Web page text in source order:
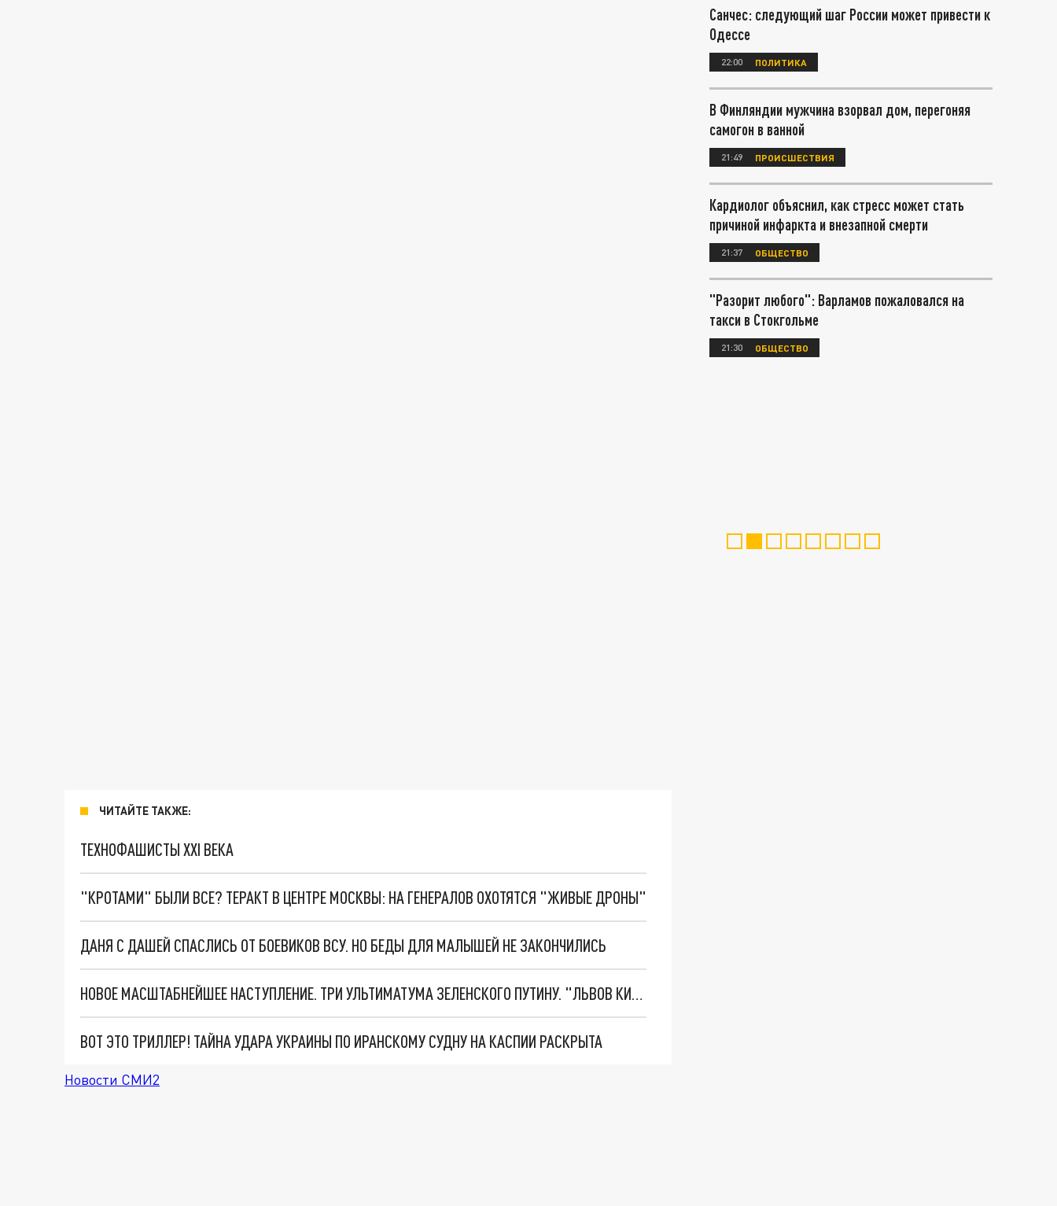
ЧИТАЙТЕ ТАКЖЕ:
ТЕХНОФАШИСТЫ XXI ВЕКА
"КРОТАМИ" БЫЛИ ВСЕ? ТЕРАКТ В ЦЕНТРЕ МОСКВЫ: НА ГЕНЕРАЛОВ ОХОТЯТСЯ "ЖИВЫЕ ДРОНЫ"
ДАНЯ С ДАШЕЙ СПАСЛИСЬ ОТ БОЕВИКОВ ВСУ. НО БЕДЫ ДЛЯ МАЛЫШЕЙ НЕ ЗАКОНЧИЛИСЬ
НОВОЕ МАСШТАБНЕЙШЕЕ НАСТУПЛЕНИЕ. ТРИ УЛЬТИМАТУМА ЗЕЛЕНСКОГО ПУТИНУ. "ЛЬВОВ КИМА" ПОСТАВЯТ НА ПВО? ГЛОБАЛЬНЫЙ ПРОРЫВ ПОД ЗАПОРОЖЬЕМ
ВОТ ЭТО ТРИЛЛЕР! ТАЙНА УДАРА УКРАИНЫ ПО ИРАНСКОМУ СУДНУ НА КАСПИИ РАСКРЫТА
Новости СМИ2
Санчес: следующий шаг России может привести к
Одессе
22:00 ПОЛИТИКА
В Финляндии мужчина взорвал дом, перегоняя
самогон в ванной
21:49 ПРОИСШЕСТВИЯ
Кардиолог объяснил, как стресс может стать
причиной инфаркта и внезапной смерти
21:37 ОБЩЕСТВО
"Разорит любого": Варламов пожаловался на
такси в Стокгольме
21:30 ОБЩЕСТВО